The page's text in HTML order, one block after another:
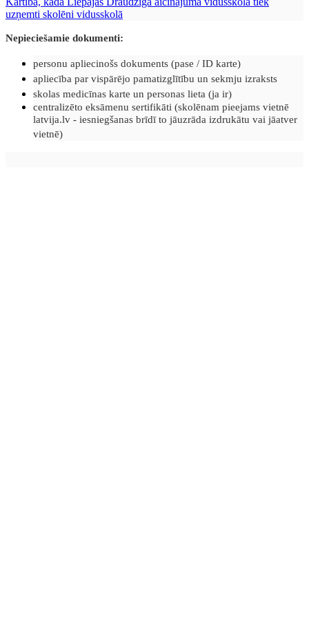
uzņemti skolēni vidusskolā
Nepieciešamie dokumenti:
personu apliecinošs dokuments (pase / ID karte)
apliecība par vispārējo pamatizglītību un sekmju izraksts
skolas medicīnas karte un personas lieta (ja ir)
centralizēto eksāmenu sertifikāti (skolēnam pieejams vietnē
latvija.lv - iesniegšanas brīdī to jāuzrāda izdrukātu vai jāatver
vietnē)